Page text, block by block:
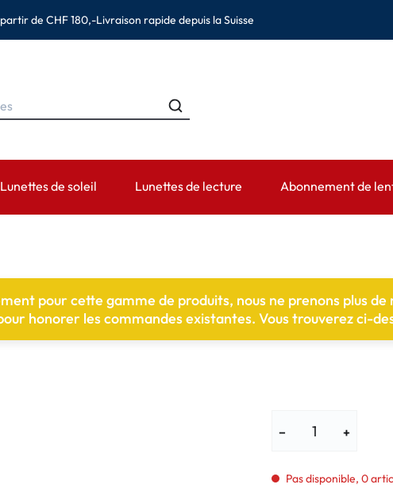
de CHF 180,-Livraison rapide depuis la Suisse
(presbytie)
Lentilles journalières
Lentilles hebdomadaires et bi-
mensuelles
Lentilles de contact
Prescription FAQ
Solutions pour lentilles de contact
Solutions saline
Étuis
Pincettes et autres
Lunettes de soleil
Ray-Ban
Montana Eyewear
Lunettes de lecture Abonnement de
pour cette gamme de produits, nous ne prenons plus
honorer les commandes existantes. Vous trouverez ci-
− +
Pas disponible, 0